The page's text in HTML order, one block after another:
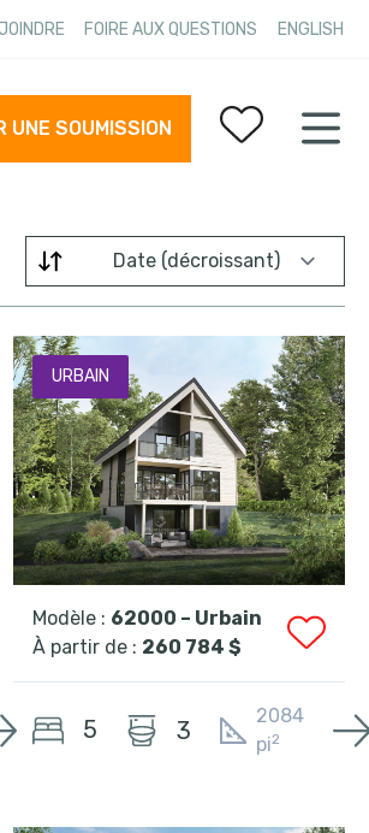
FOIRE AUX QUESTIONS ENGLISH
UNE SOUMISSION Vos favoris
Trier par
URBAIN
Modèle : 62000 – Urbain
À partir de : 260 784 $
5 3
2084
pi2